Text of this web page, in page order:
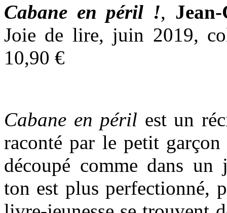
Cabane en péril !,
Joie de lire, juin 2019,
10,90 €
Cabane en péril est un
raconté par le petit
découpé comme dans
ton est plus perfectionné,